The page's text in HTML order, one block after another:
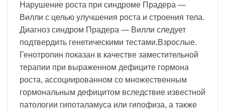
Нарушение роста при синдроме Прадера —
Вилли с целью улучшения роста и строения тела.
Диагноз синдром Прадера — Вилли следует
подтвердить генетическими тестами.Взрослые.
Генотропин показан в качестве заместительной
терапии при выраженном дефиците гормона
роста, ассоциированном со множественным
гормональным дефицитом вследствие известной
патологии гипоталамуса или гипофиза, а также